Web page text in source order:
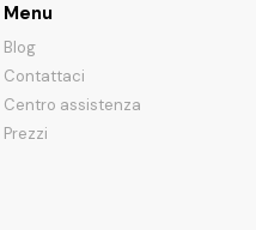
Menu
Blog
Contattaci
Centro assistenza
Prezzi